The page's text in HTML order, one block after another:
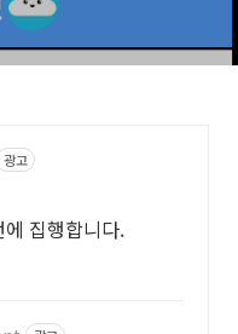
광고
집행합니다.